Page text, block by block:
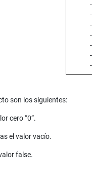
son los siguientes:
cero “0”.
el valor vacío.
false.